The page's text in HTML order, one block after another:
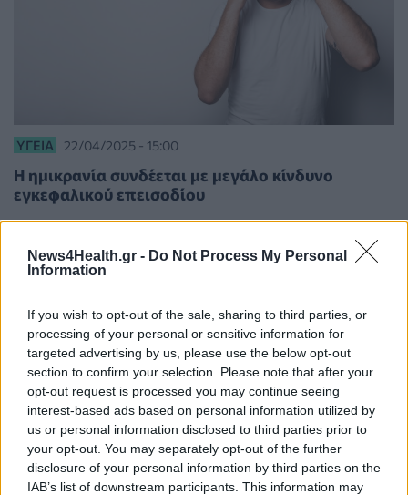
News4Health.gr - Do Not Process My Personal
Information
If you wish to opt-out of the sale, sharing to third parties, or
processing of your personal or sensitive information for
targeted advertising by us, please use the below opt-out
section to confirm your selection. Please note that after your
opt-out request is processed you may continue seeing
interest-based ads based on personal information utilized by
us or personal information disclosed to third parties prior to
your opt-out. You may separately opt-out of the further
disclosure of your personal information by third parties on the
IAB’s list of downstream participants. This information may
ΥΓΕΊΑ 22/04/2025 - 15:00
Η ημικρανία συνδέεται με μεγάλο κίνδυνο
εγκεφαλικού επεισοδίου